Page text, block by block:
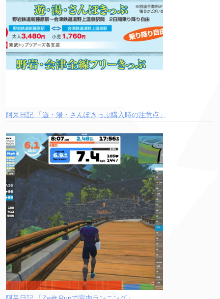
阿呆日記 「遊・湯・さんぽきっぷ購入時の注意点」